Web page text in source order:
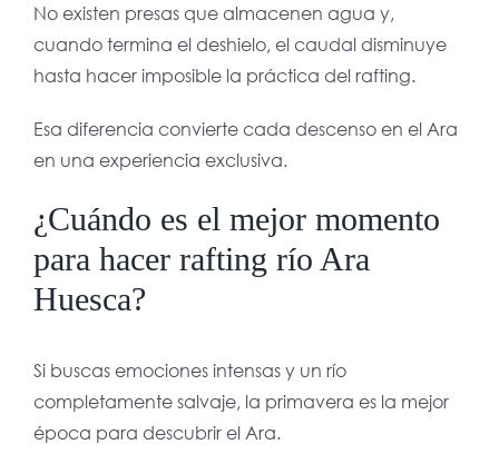
No existen presas que almacenen agua y,
cuando termina el deshielo, el caudal disminuye
hasta hacer imposible la práctica del rafting.
Esa diferencia convierte cada descenso en el Ara
en una experiencia exclusiva.
¿Cuándo es el mejor momento
para hacer rafting río Ara
Huesca?
Si buscas emociones intensas y un río
completamente salvaje, la primavera es la mejor
época para descubrir el Ara.